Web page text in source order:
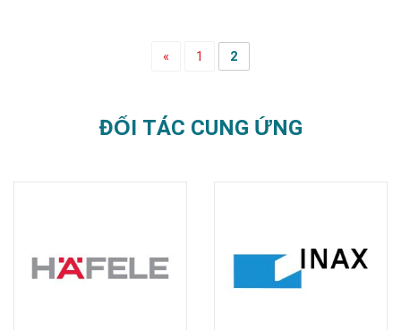
« 1 2
ĐỐI TÁC CUNG ỨNG